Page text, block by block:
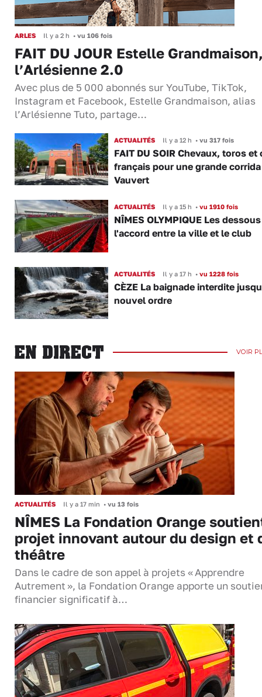
ARLES Il y a 2 h • vu 106 fois
FAIT DU JOUR Estelle
l’Arlésienne 2.0
Avec plus de 5 000 abonnés sur YouTube, TikTok,
Instagram et Facebook, Estelle Grandmaison, alias
l’Arlésienne Tuto, partage…
ACTUALITÉS Il y a 12 h •vu 317 fois
FAIT DU SOIR Chevaux, toros et
français pour une grande corrida
Vauvert
ACTUALITÉS Il y a 15 h •vu 1910 fois
NÎMES OLYMPIQUE Les
l'accord entre la ville et le club
ACTUALITÉS Il y a 17 h •vu 1228 fois
CÈZE La baignade interdite
nouvel ordre
EN DIRECT VOIR
ACTUALITÉS Il y a 17 min • vu 13 fois
NÎMES La Fondation Orange
projet innovant autour du design et
théâtre
Dans le cadre de son appel à projets « Apprendre
Autrement », la Fondation Orange apporte un
financier significatif à…